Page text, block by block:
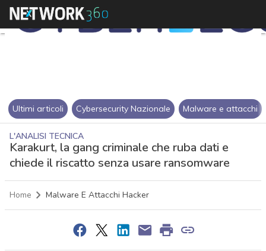
Ultimi articoli Cybersecurity Nazionale Malware e attacchi
L'ANALISI TECNICA
Karakurt, la gang criminale che ruba dati e
chiede il riscatto senza usare ransomware
Home Malware E Attacchi Hacker